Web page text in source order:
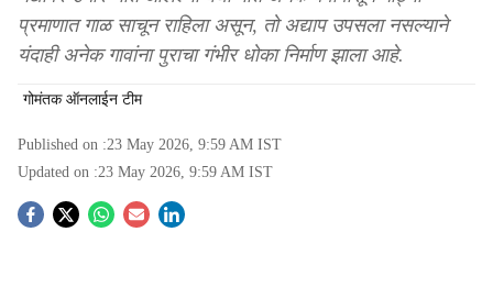
प्रमाणात गाळ साचून राहिला असून, तो अद्याप उपसला नसल्याने
यंदाही अनेक गावांना पुराचा गंभीर धोका निर्माण झाला आहे.
गोमंतक ऑनलाईन टीम
Published on :23 May 2026, 9:59 AM IST
Updated on :23 May 2026, 9:59 AM IST
S